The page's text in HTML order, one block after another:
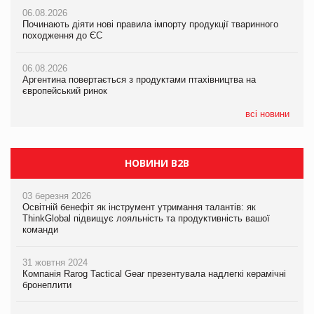
06.08.2026
Починають діяти нові правила імпорту продукції тваринного
походження до ЄС
06.08.2026
Аргентина повертається з продуктами птахівництва на
європейський ринок
всі новини
Російська атака 5 серпня стала одним із наймасштабніших
ударів по українському бізнесу за час повномасштабної війни
Смачне поповнення дитячого меню: у VARUS з’явилися
новинки від ТМ ТОКЕРИ
06.08.2026
Починають діяти нові правила імпорту продукції тваринного
походження до ЄС
06.08.2026
Аргентина повертається з продуктами птахівництва на
європейський ринок
НОВИНИ B2B
03 березня 2026
Освітній бенефіт як інструмент утримання талантів: як
ThinkGlobal підвищує лояльність та продуктивність вашої
команди
31 жовтня 2024
Компанія Rarog Tactical Gear презентувала надлегкі керамічні
бронеплити